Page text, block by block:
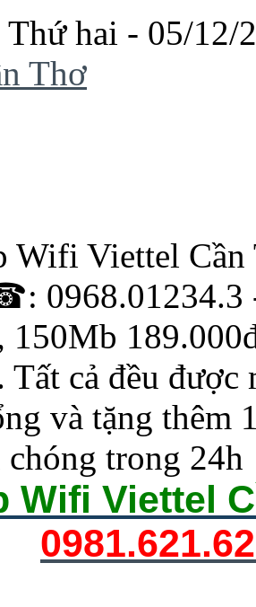
hai - 05/12/
Thơ
Viettel
150Mb
Tất cả đều
và tặng thêm
chóng trong 24h
Wifi Viettel